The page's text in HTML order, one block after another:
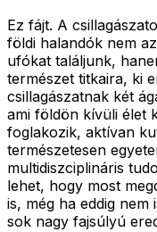
Ez fájt. A
földi halandók nem
ufókat találjunk,
természet titkaira, ki
csillagászatnak két
ami földön kívüli élet
foglakozik, aktívan
természetesen
multidiszciplináris
lehet, hogy most
is, még ha eddig nem
sok nagy fajsúlyú